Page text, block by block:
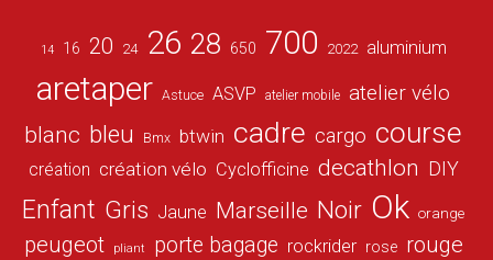
14 16 20 24 26 28 650 700 2022 aluminium
aretaper Astuce ASVP atelier mobile atelier vélo
blanc bleu Bmx btwin cadre cargo course
création création vélo Cyclofficine decathlon DIY
Enfant Gris Jaune Marseille Noir Ok orange
peugeot pliant porte bagage rockrider rose rouge